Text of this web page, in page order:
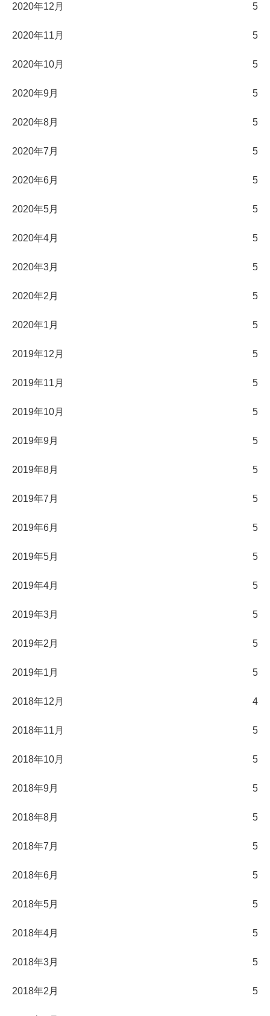
2020年12月 5
2020年11月 5
2020年10月 5
2020年9月 5
2020年8月 5
2020年7月 5
2020年6月 5
2020年5月 5
2020年4月 5
2020年3月 5
2020年2月 5
2020年1月 5
2019年12月 5
2019年11月 5
2019年10月 5
2019年9月 5
2019年8月 5
2019年7月 5
2019年6月 5
2019年5月 5
2019年4月 5
2019年3月 5
2019年2月 5
2019年1月 5
2018年12月 4
2018年11月 5
2018年10月 5
2018年9月 5
2018年8月 5
2018年7月 5
2018年6月 5
2018年5月 5
2018年4月 5
2018年3月 5
2018年2月 5